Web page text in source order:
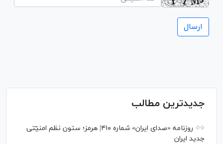
جدیدترین مطالب
روزنامه «صدای ایران» شماره ۴۱۰| هرمز؛ ستون نظم امنیّتی
جدید ایران